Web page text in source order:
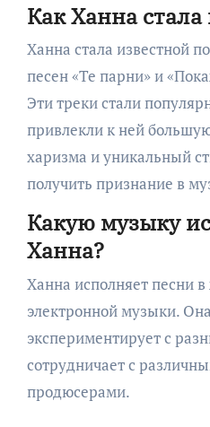
Как Ханна стала
Ханна стала известной
песен «Те парни» и
Эти треки стали
привлекли к ней
харизма и уникальный
получить признание в
Какую музыку
Ханна?
Ханна исполняет песни
электронной музыки.
экспериментирует с
сотрудничает с
продюсерами.